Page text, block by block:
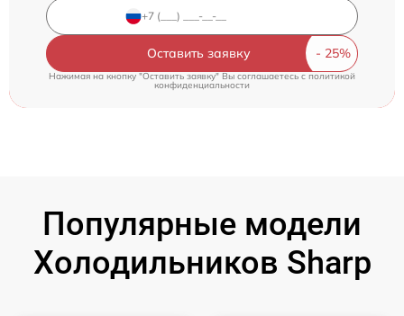
Оставить заявку
Нажимая на кнопку "Оставить заявку" Вы соглашаетесь cполитикой
конфиденциальности
Популярные модели
Холодильников Sharp